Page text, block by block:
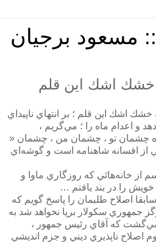
:: مسعود برجیان
اشك اين قلم
اشك اين قلم ؛ بر انتهاي ناپيداي
و اعدام ماه را ؛ مي‌گريم ،
چشمان تو ، چشمان من ، چشمان «
از افسانه شاهنامه است و گوشه‌اي
از خانه‌هائي كه روزگاري ماوا و
خويش را در بند يافتم …
اصلاح طلبمان را پاسخ گويم كه
جمهوري سكولار برپا نخواهد شد به
مي‌گشت كه آقاي رئيس جمهور ،
اصلاح ناپذيري ديني و جزم انديشي